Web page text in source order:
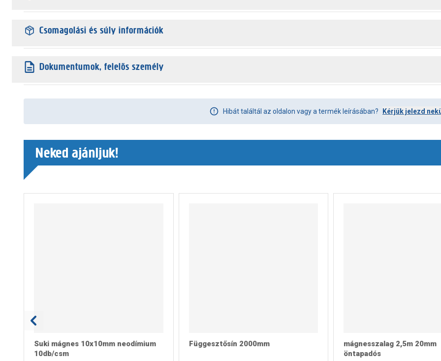
Csomagolási és súly információk
Dokumentumok, felelős személy
Hibát találtál az oldalon vagy a termék leírásában? Kérjük jelezd
Neked ajánljuk!
Suki mágnes 10x10mm neodímium
10db/csm
Függesztősín 2000mm
mágnesszalag 2,5m 20mm
öntapadós